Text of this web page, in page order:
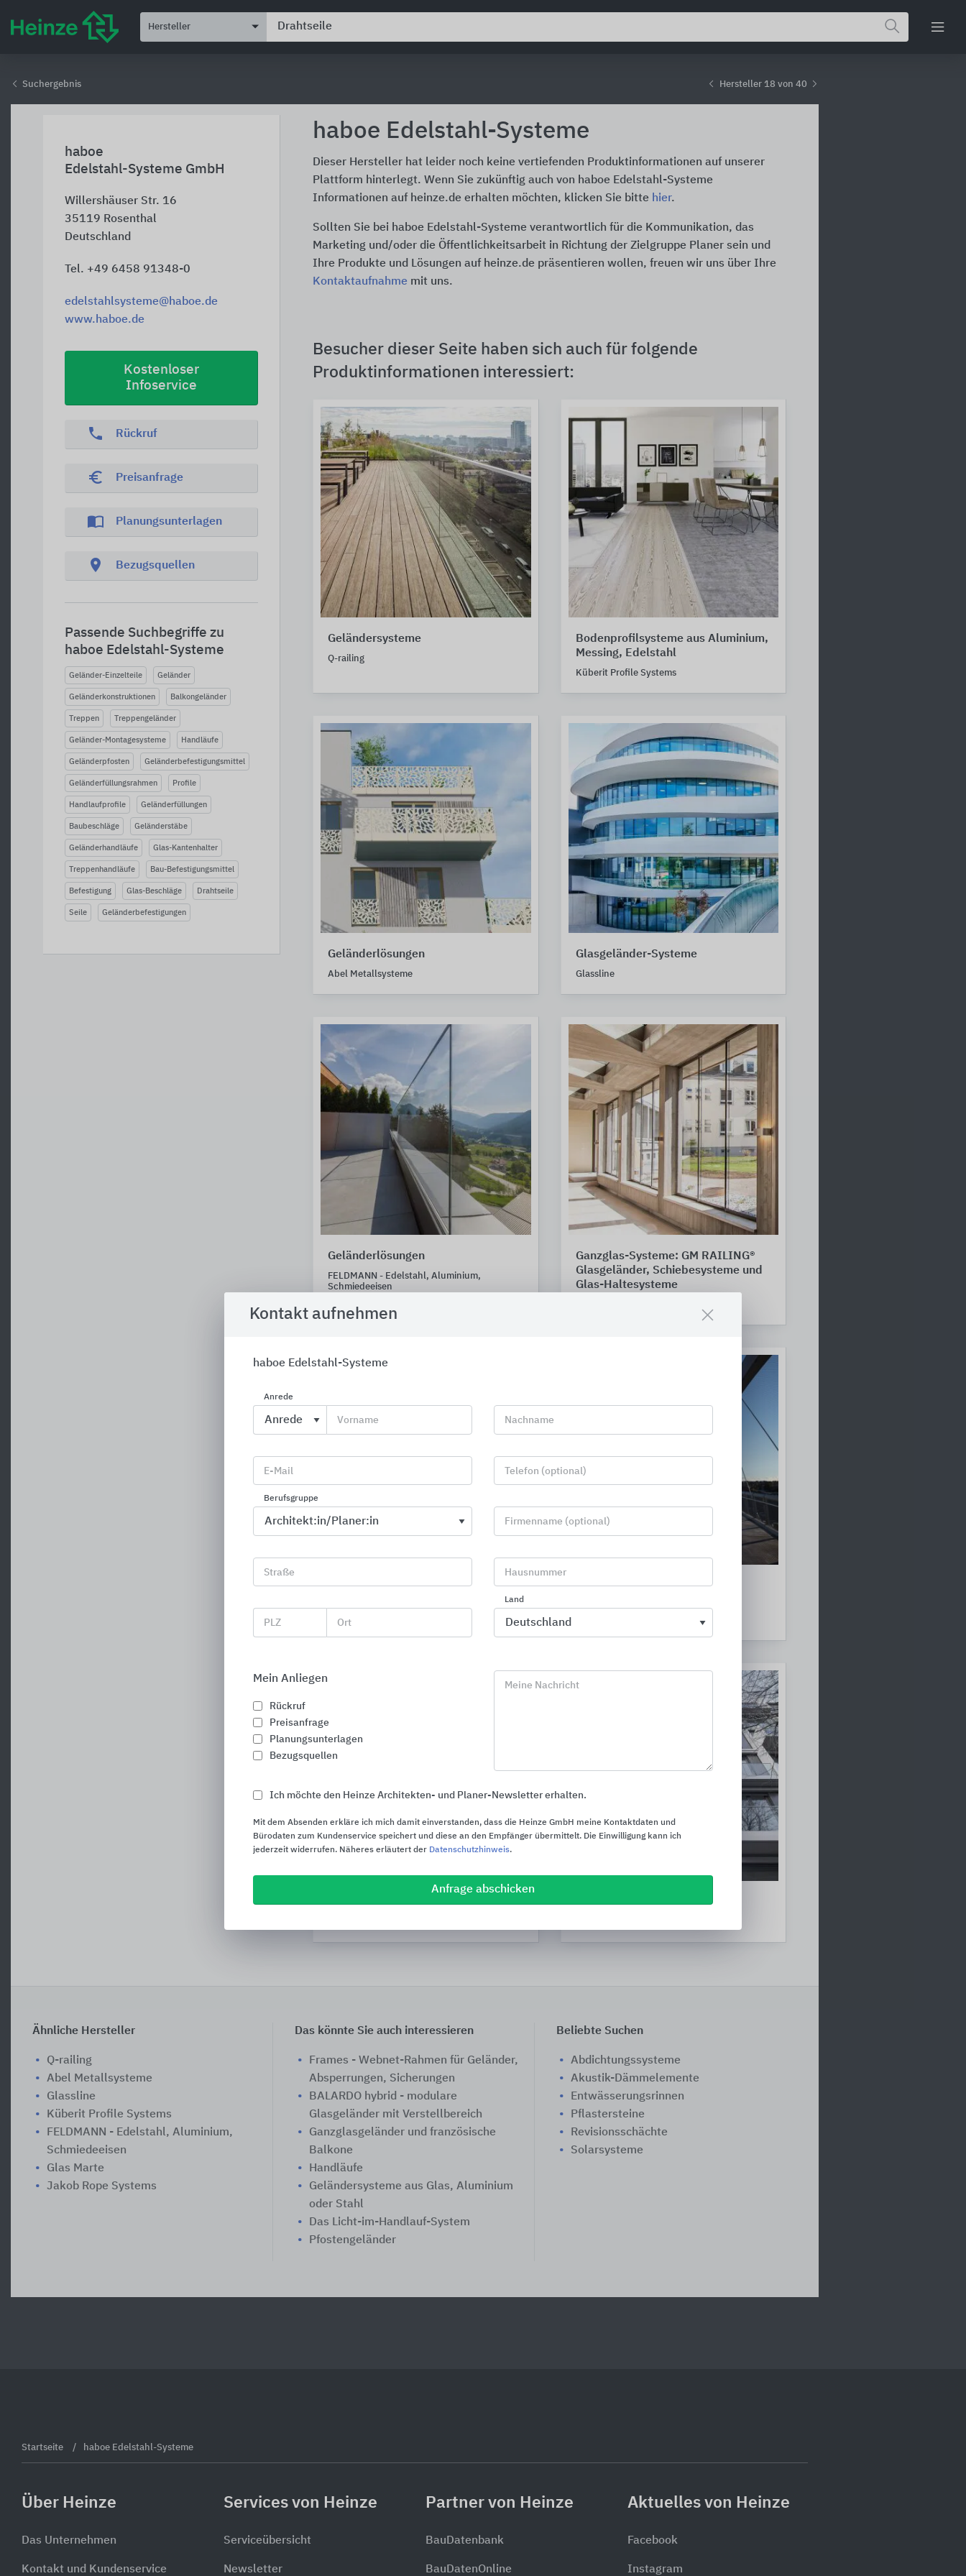
Hersteller
Suchergebnis Hersteller 18 von 40
haboe
Edelstahl-Systeme GmbH
Willershäuser Str. 16
35119 Rosenthal
Deutschland
Tel. +49 6458 91348-0
edelstahlsysteme@haboe.de
www.haboe.de
Kostenloser
Infoservice
phone Rückruf
euro_symbol Preisanfrage
import_contacts Planungsunterlagen
location_on Bezugsquellen
Passende Suchbegriffe zu
haboe Edelstahl-Systeme
Geländer-Einzelteile Geländer
Geländerkonstruktionen Balkongeländer
Treppen Treppengeländer
Geländer-Montagesysteme Handläufe
Geländerpfosten Geländerbefestigungsmittel
Geländerfüllungsrahmen Profile
Handlaufprofile Geländerfüllungen
Baubeschläge Geländerstäbe
Geländerhandläufe Glas-Kantenhalter
Treppenhandläufe Bau-Befestigungsmittel
Befestigung Glas-Beschläge Drahtseile
Seile Geländerbefestigungen
haboe Edelstahl-Systeme
Dieser Hersteller hat leider noch keine vertiefenden Produktinformationen auf unserer
Plattform hinterlegt. Wenn Sie zukünftig auch von haboe Edelstahl-Systeme
Informationen auf heinze.de erhalten möchten, klicken Sie bitte hier.
Sollten Sie bei haboe Edelstahl-Systeme verantwortlich für die Kommunikation, das
Marketing und/oder die Öffentlichkeitsarbeit in Richtung der Zielgruppe Planer sein und
Ihre Produkte und Lösungen auf heinze.de präsentieren wollen, freuen wir uns über Ihre
Kontaktaufnahme mit uns.
Besucher dieser Seite haben sich auch für folgende
Produktinformationen interessiert:
Geländersysteme
Q-railing
Bodenprofilsysteme aus Aluminium,
Messing, Edelstahl
Küberit Profile Systems
Geländerlösungen
Abel Metallsysteme
Glasgeländer-Systeme
Glassline
Geländerlösungen
FELDMANN - Edelstahl, Aluminium,
Schmiedeeisen
Ganzglas-Systeme: GM RAILING®
Glasgeländer, Schiebesysteme und
Glas-Haltesysteme
Verglasung von FLACHGLAS
FLACHGLAS Wernberg
Edelstahlnetze für die
Schlüter®-Profile Fensterlösungen
Ähnliche Hersteller
Q-railing
Abel Metallsysteme
Glassline
Küberit Profile Systems
FELDMANN - Edelstahl, Aluminium,
Schmiedeeisen
Glas Marte
Jakob Rope Systems
Das könnte Sie auch interessieren
Frames - Webnet-Rahmen für Geländer,
Absperrungen, Sicherungen
BALARDO hybrid - modulare
Glasgeländer mit Verstellbereich
Ganzglasgeländer und französische
Balkone
Handläufe
Geländersysteme aus Glas, Aluminium
oder Stahl
Das Licht-im-Handlauf-System
Pfostengeländer
Beliebte Suchen
Abdichtungssysteme
Akustik-Dämmelemente
Entwässerungsrinnen
Pflastersteine
Revisionsschächte
Solarsysteme
Kontakt aufnehmen
haboe Edelstahl-Systeme
Anrede
Vorname Nachname
E-Mail Telefon (optional)
Berufsgruppe
Firmenname (optional)
Straße Hausnummer
PLZ Ort
Land
Mein Anliegen
Rückruf
Preisanfrage
Planungsunterlagen
Bezugsquellen
Meine Nachricht
Ich möchte den Heinze Architekten- und Planer-Newsletter erhalten.
Mit dem Absenden erkläre ich mich damit einverstanden, dass die Heinze GmbH meine Kontaktdaten und
Bürodaten zum Kundenservice speichert und diese an den Empfänger übermittelt. Die Einwilligung kann ich
jederzeit widerrufen. Näheres erläutert der Datenschutzhinweis.
Anfrage abschicken
Startseite haboe Edelstahl-Systeme
Über Heinze
Das Unternehmen
Kontakt und Kundenservice
Services von Heinze
Serviceübersicht
Newsletter
Partner von Heinze
BauDatenbank
BauDatenOnline
Aktuelles von Heinze
Facebook
Instagram